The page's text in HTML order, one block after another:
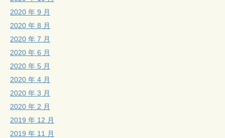
2020 年 9 月
2020 年 8 月
2020 年 7 月
2020 年 6 月
2020 年 5 月
2020 年 4 月
2020 年 3 月
2020 年 2 月
2019 年 12 月
2019 年 11 月